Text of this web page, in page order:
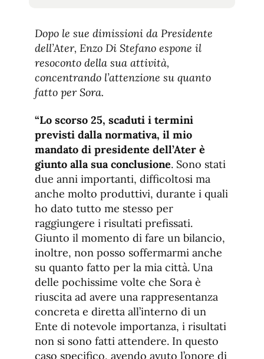
de
fuente
de
fuente.
Dopo le sue dimissioni da Presidente
dell’Ater, Enzo Di Stefano espone il
resoconto della sua attività,
concentrando l’attenzione su quanto
fatto per Sora.
“Lo scorso 25, scaduti i termini
previsti dalla normativa, il mio
mandato di presidente dell’Ater è
giunto alla sua conclusione. Sono stati
due anni importanti, difficoltosi ma
anche molto produttivi, durante i quali
ho dato tutto me stesso per
raggiungere i risultati prefissati.
Giunto il momento di fare un bilancio,
inoltre, non posso soffermarmi anche
su quanto fatto per la mia città. Una
delle pochissime volte che Sora è
riuscita ad avere una rappresentanza
concreta e diretta all’interno di un
Ente di notevole importanza, i risultati
non si sono fatti attendere. In questo
caso specifico, avendo avuto l’onore di